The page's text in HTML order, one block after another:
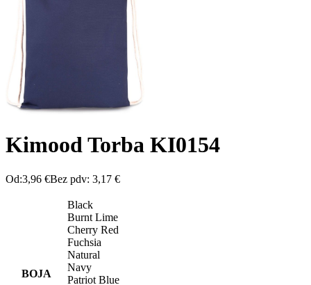
Kimood Torba KI0154
Od:3,96 €Bez pdv: 3,17 €
BOJA
Black
Burnt Lime
Cherry Red
Fuchsia
Natural
Navy
Patriot Blue